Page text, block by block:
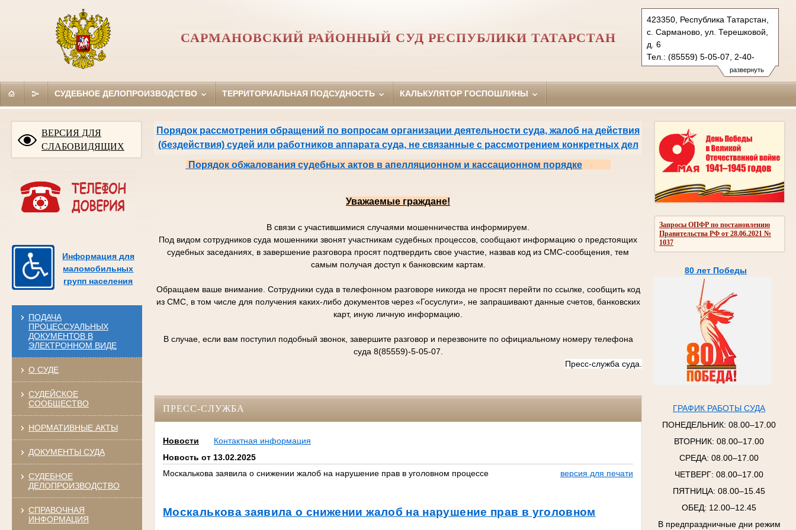
развернуть
423350, Республика Татарстан,
с. Сарманово, ул. Терешковой,
д. 6
Тел.: (85559) 5-05-07, 2-40-
35 (ф.)
sarmanovsky.tat@sudrf.ru
САРМАНОВСКИЙ РАЙОННЫЙ СУД РЕСПУБЛИКИ ТАТАРСТАН
СУДЕБНОЕ ДЕЛОПРОИЗВОДСТВО ТЕРРИТОРИАЛЬНАЯ ПОДСУДНОСТЬ КАЛЬКУЛЯТОР ГОСПОШЛИНЫ
ВЕРСИЯ ДЛЯ
СЛАБОВИДЯЩИХ
Информация для
маломобильных
групп населения
ПОДАЧА
ПРОЦЕССУАЛЬНЫХ
ДОКУМЕНТОВ В
ЭЛЕКТРОННОМ ВИДЕ
О СУДЕ
СУДЕЙСКОЕ
СООБЩЕСТВО
НОРМАТИВНЫЕ АКТЫ
ДОКУМЕНТЫ СУДА
СУДЕБНОЕ
ДЕЛОПРОИЗВОДСТВО
СПРАВОЧНАЯ
ИНФОРМАЦИЯ
Запросы ОПФР по постановлению
Правительства РФ от 28.06.2021 №
1037
80 лет Победы
ГРАФИК РАБОТЫ СУДА
ПОНЕДЕЛЬНИК: 08.00–17.00
ВТОРНИК: 08.00–17.00
СРЕДА: 08.00–17.00
ЧЕТВЕРГ: 08.00–17.00
ПЯТНИЦА: 08.00–15.45
ОБЕД: 12.00–12.45
В предпраздничные дни режим
Порядок рассмотрения обращений по вопросам организации деятельности суда, жалоб на действия
(бездействия) судей или работников аппарата суда, не связанные с рассмотрением конкретных дел
Порядок обжалования судебных актов в апелляционном и кассационном порядке
Уважаемые граждане!
В связи с участившимися случаями мошенничества информируем.
Под видом сотрудников суда мошенники звонят участникам судебных процессов, сообщают информацию о предстоящих
судебных заседаниях, в завершение разговора просят подтвердить свое участие, назвав код из СМС-сообщения, тем
самым получая доступ к банковским картам.
Обращаем ваше внимание. Сотрудники суда в телефонном разговоре никогда не просят перейти по ссылке, сообщить код
из СМС, в том числе для получения каких-либо документов через «Госуслуги», не запрашивают данные счетов, банковских
карт, иную личную информацию.
В случае, если вам поступил подобный звонок, завершите разговор и перезвоните по официальному номеру телефона
суда 8(85559)-5-05-07.
Пресс-служба суда.
ПРЕСС-СЛУЖБА
Новости
Контактная информация
Новость от 13.02.2025
Москалькова заявила о снижении жалоб на нарушение прав в уголовном процессе
версия для печати
Москалькова заявила о снижении жалоб на нарушение прав в уголовном